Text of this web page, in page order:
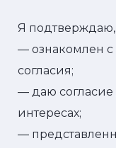
Я подтверждаю,
— ознакомлен
согласия;
— даю согласие
интересах;
—